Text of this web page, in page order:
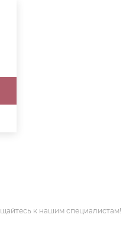
к нашим специалистам!